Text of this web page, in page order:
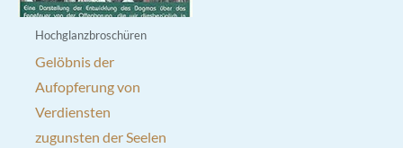
Hochglanzbroschüren
Gelöbnis der
Aufopferung von
Verdiensten
zugunsten der Seelen